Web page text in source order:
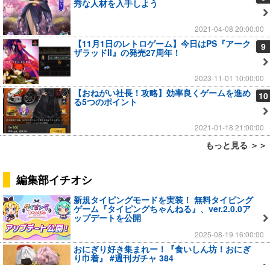
秀な人材を入手しよう
2021-04-08 20:00:00
9
【11月1日のレトロゲーム】今日はPS『アーク
ザラッドII』の発売27周年！
2023-11-01 10:00:00
10
【おねがい社長！攻略】効率良くゲームを進め
る5つのポイント
2021-01-18 21:00:00
もっと見る ＞＞
編集部イチオシ
新規タイピングモードを実装！ 無料タイピング
ゲーム『タイピングちゃんねる』、ver.2.0.0ア
ップデートを公開
2025-08-19 16:00:00
おにぎり好き集まれー！『食いしん坊！おにぎ
り巾着』 #週刊ガチャ 384